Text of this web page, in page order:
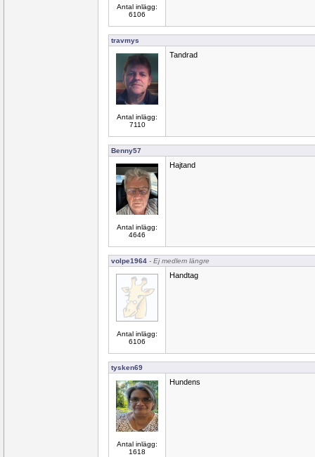
Antal inlägg:
6106
travmys
Antal inlägg:
7110
Tandrad
Benny57
Antal inlägg:
4646
Hajtand
volpe1964 - Ej medlem längre
Antal inlägg:
6106
Handtag
tysken69
Antal inlägg:
1618
Hundens